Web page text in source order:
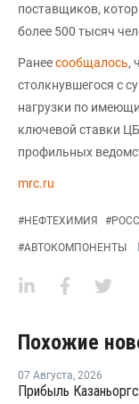
поставщиков,
более 500 тысяч
Ранеесообщалось,
столкнувшегося с
нагрузки по
ключевой ставки
профильных
mrc.ru
#НЕФТЕХИМИЯ #
#АВТОКОМПОНЕНТЫ
Похожие
07 Августа, 2026